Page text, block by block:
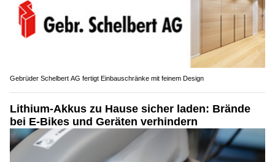
Gebrüder Schelbert AG fertigt Einbauschränke mit feinem Design
Lithium-Akkus zu Hause sicher laden: Brände
bei E-Bikes und Geräten verhindern